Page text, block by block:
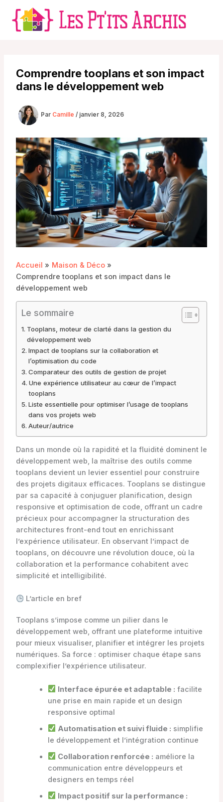
contenu
Comprendre tooplans et son impact
dans le développement web
Par Camille / janvier 8, 2026
Accueil
Maison & Déco
Comprendre tooplans et son impact dans le
développement web
Le sommaire
Tooplans, moteur de clarté dans la gestion du
développement web
Impact de tooplans sur la collaboration et
l’optimisation du code
Comparateur des outils de gestion de projet
Une expérience utilisateur au cœur de l’impact
tooplans
Liste essentielle pour optimiser l’usage de tooplans
dans vos projets web
Auteur/autrice
Dans un monde où la rapidité et la fluidité dominent le
développement web, la maîtrise des outils comme
tooplans devient un levier essentiel pour construire
des projets digitaux efficaces. Tooplans se distingue
par sa capacité à conjuguer planification, design
responsive et optimisation de code, offrant un cadre
précieux pour accompagner la structuration des
architectures front-end tout en enrichissant
l’expérience utilisateur. En observant l’impact de
tooplans, on découvre une révolution douce, où la
collaboration et la performance cohabitent avec
simplicité et intelligibilité.
L’article en bref
Tooplans s’impose comme un pilier dans le
développement web, offrant une plateforme intuitive
pour mieux visualiser, planifier et intégrer les projets
numériques. Sa force : optimiser chaque étape sans
complexifier l’expérience utilisateur.
Interface épurée et adaptable : facilite
une prise en main rapide et un design
responsive optimal
Automatisation et suivi fluide : simplifie
le développement et l’intégration continue
Collaboration renforcée : améliore la
communication entre développeurs et
designers en temps réel
Impact positif sur la performance :